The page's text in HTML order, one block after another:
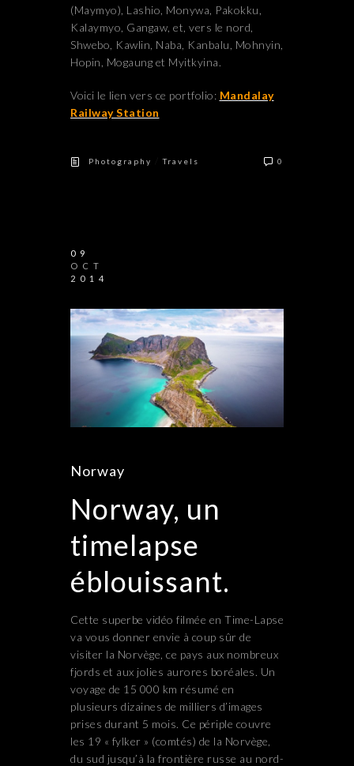
(Maymyo), Lashio, Monywa, Pakokku,
Kalaymyo, Gangaw, et, vers le nord,
Shwebo, Kawlin, Naba, Kanbalu, Mohnyin,
Hopin, Mogaung et Myitkyina.
Voici le lien vers ce portfolio: Mandalay
Railway Station
Photography /Travels 0
09
OCT
2014
Norway
Norway, un
timelapse
éblouissant.
Cette superbe vidéo filmée en Time-Lapse
va vous donner envie à coup sûr de
visiter la Norvège, ce pays aux nombreux
fjords et aux jolies aurores boréales. Un
voyage de 15 000 km résumé en
plusieurs dizaines de milliers d’images
prises durant 5 mois. Ce périple couvre
les 19 « fylker » (comtés) de la Norvège,
du sud jusqu’à la frontière russe au nord-